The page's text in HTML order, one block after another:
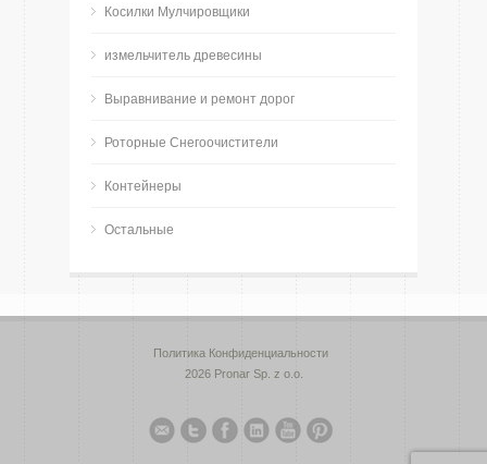
Косилки Мулчировщики
измельчитель древесины
Bыравнивание и ремонт дорог
Роторные Снегоочистители
Контейнеры
Остальные
Политика Конфиденциальности
2026 Pronar Sp. z o.o.